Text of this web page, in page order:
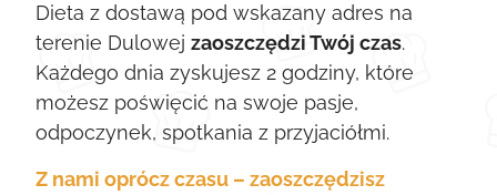
Dieta z dostawą pod wskazany adres na
terenie Dulowejzaoszczędzi Twój czas.
Każdego dnia zyskujesz 2 godziny, które
możesz poświęcić na swoje pasje,
odpoczynek, spotkania z przyjaciółmi.
Z nami oprócz czasu – zaoszczędzisz